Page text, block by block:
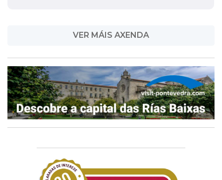
VER MÁIS AXENDA